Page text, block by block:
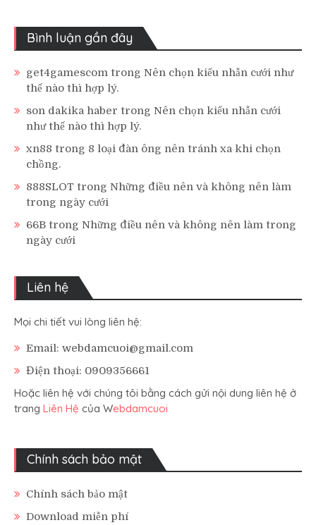
Bình luận gần đây
get4gamescom trong Nên chọn kiểu nhẫn cưới như
thế nào thì hợp lý.
son dakika haber trong Nên chọn kiểu nhẫn cưới
như thế nào thì hợp lý.
xn88 trong 8 loại đàn ông nên tránh xa khi chọn
chồng.
888SLOT trong Những điều nên và không nên làm
trong ngày cưới
66B trong Những điều nên và không nên làm trong
ngày cưới
Liên hệ
Mọi chi tiết vui lòng liên hệ:
Email: webdamcuoi@gmail.com
Điện thoại: 0909356661
Hoặc liên hệ với chúng tôi bằng cách gửi nội dung liên hệ ở
trang Liên Hệ của Webdamcuoi
Chính sách bảo mật
Chính sách bảo mật
Download miễn phí